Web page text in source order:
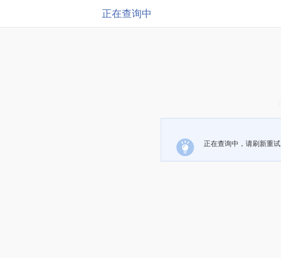
正在查询中
正在查询中，请刷新重试